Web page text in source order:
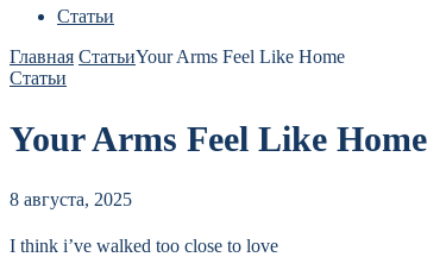
Статьи
Главная СтатьиYour Arms Feel Like Home
Статьи
Your Arms Feel Like Home
8 августа, 2025
I think i’ve walked too close to love